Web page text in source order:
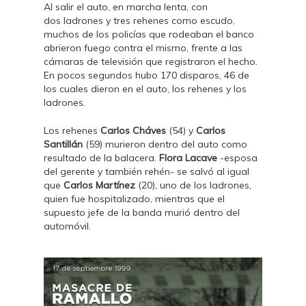
Al salir el auto, en marcha lenta, con
dos ladrones y tres rehenes como escudo,
muchos de los policías que rodeaban el banco
abrieron fuego contra el mismo, frente a las
cámaras de televisión que registraron el hecho.
En pocos segundos hubo 170 disparos, 46 de
los cuales dieron en el auto, los rehenes y los
ladrones.
Los rehenes Carlos Cháves (54) y Carlos
Santillán (59) murieron dentro del auto como
resultado de la balacera. Flora Lacave -esposa
del gerente y también rehén- se salvó al igual
que Carlos Martínez (20), uno de los ladrones,
quien fue hospitalizado, mientras que el
supuesto jefe de la banda murió dentro del
automóvil.